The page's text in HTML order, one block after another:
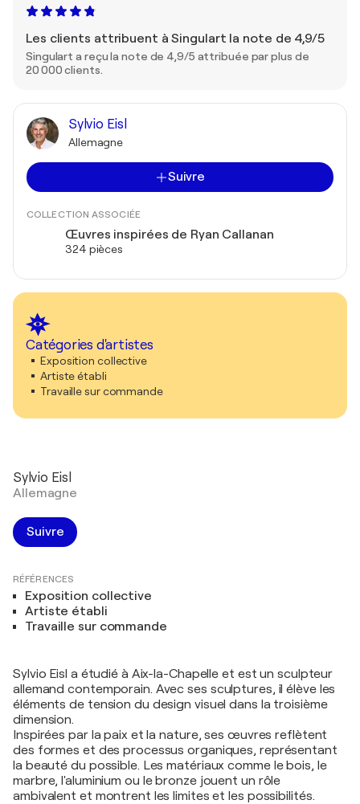
Les clients attribuent à Singulart la note de 4,9/5
Singulart a reçu la note de 4,9/5 attribuée par plus de
20 000 clients.
Sylvio Eisl
Allemagne
Suivre
COLLECTION ASSOCIÉE
Œuvres inspirées de Ryan Callanan
324 pièces
Catégories d'artistes
Exposition collective
Artiste établi
Travaille sur commande
Sylvio Eisl
Allemagne
Suivre
RÉFÉRENCES
Exposition collective
Artiste établi
Travaille sur commande
Sylvio Eisl a étudié à Aix-la-Chapelle et est un sculpteur
allemand contemporain. Avec ses sculptures, il élève les
éléments de tension du design visuel dans la troisième
dimension.
Inspirées par la paix et la nature, ses œuvres reflètent
des formes et des processus organiques, représentant
la beauté du possible. Les matériaux comme le bois, le
marbre, l'aluminium ou le bronze jouent un rôle
ambivalent et montrent les limites et les possibilités.